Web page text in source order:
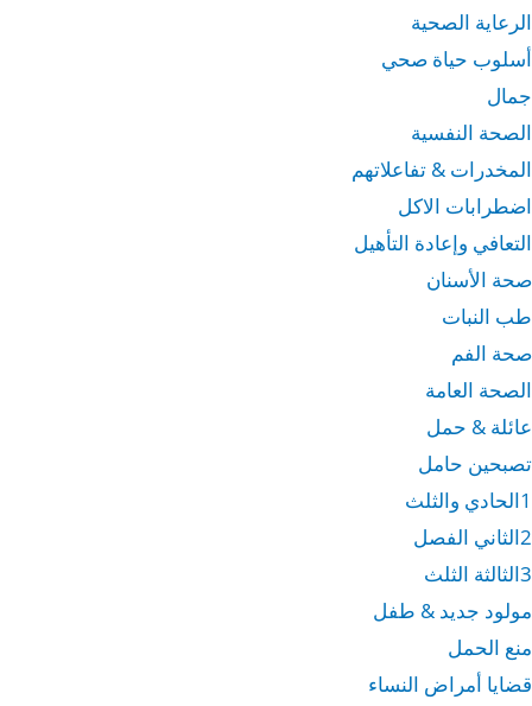
الرعاية الصحية
أسلوب حياة صحي
جمال
الصحة النفسية
المخدرات & تفاعلاتهم
اضطرابات الاكل
التعافي وإعادة التأهيل
صحة الأسنان
طب النبات
صحة الفم
الصحة العامة
عائلة & حمل
تصبحين حامل
1الحادي والثلث
2الثاني الفصل
3الثالثة الثلث
مولود جديد & طفل
منع الحمل
قضايا أمراض النساء